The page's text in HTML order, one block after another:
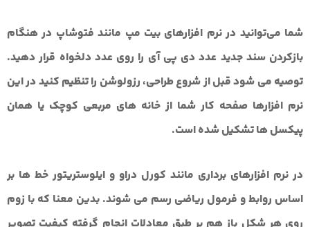
شما می‌توانید درنرم افزارهای بیت مپ مانند فتوشاپ در هنگام
بازکردن سند جدید عدد دی پی آی را روی عدد دلخواه قرار دهید.
توصیه می شود قبل از شروع طراحی، رزولوشن را تنظیم کنید در این
نرم افزارها صفحه کار شما از خانه های مربعی کوچک یا همان
پیکسل ها تشکیل شده است.
در نرم افزارهای برداری مانند کورل دراو و ایلوستریتور خط ها بر
اساس روابط و فرمول رياضي رسم می شوند. بدین معنا که با زوم